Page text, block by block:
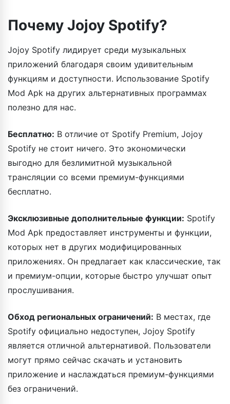
Почему Jojoy Spotify?
Jojoy Spotify лидирует среди музыкальных
приложений благодаря своим удивительным
функциям и доступности. Использование Spotify
Mod Apk на других альтернативных программах
полезно для нас.
Бесплатно: В отличие от Spotify Premium, Jojoy
Spotify не стоит ничего. Это экономически
выгодно для безлимитной музыкальной
трансляции со всеми премиум-функциями
бесплатно.
Эксклюзивные дополнительные функции: Spotify
Mod Apk предоставляет инструменты и функции,
которых нет в других модифицированных
приложениях. Он предлагает как классические, так
и премиум-опции, которые быстро улучшат опыт
прослушивания.
Обход региональных ограничений: В местах, где
Spotify официально недоступен, Jojoy Spotify
является отличной альтернативой. Пользователи
могут прямо сейчас скачать и установить
приложение и наслаждаться премиум-функциями
без ограничений.